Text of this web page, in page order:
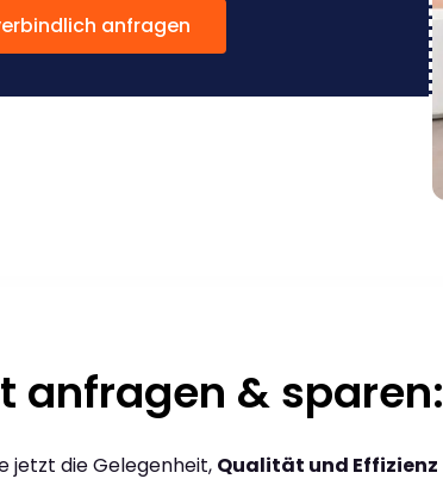
anfragen
anfragen & sparen:
jetzt die Gelegenheit, Qualität und Effizienz